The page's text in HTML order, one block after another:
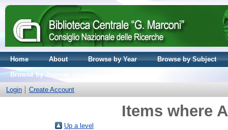
Home About Browse by Year
Browse by Subject
Browse by Journal volume
Login
Create Account
Items where
Up a level